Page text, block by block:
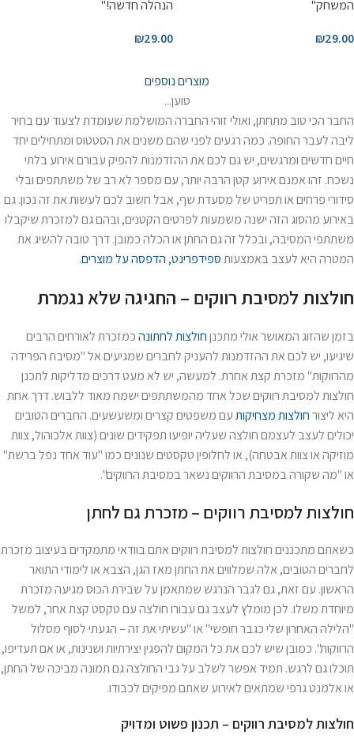
המשחק"
₪29.00
הנהלה חדשה!"
₪29.00
מוצרים נוספים
טוען...
החבר הכי טוב מתחתן, ואולי זוהי החברה המושלמת שעומדת לצעוד עם בחיר
ליבה לעבר החופה. כמה רגעים לפני שהם משנים את הסטטוס ומתחילים יחד
חיים חדשים ומרגשים, יש גם לכם את ההזדמנות להפיק עבורם אירוע בלתי
נשכח. זהו אמנם אירוע קטן הרבה יותר, עם מספר לא רב של משתתפים ובלי
סידורי פרחים או תפריט של מסעדת שף, אבל חשוב לכם לעשות את זה נכון. גם
באירוע מהסוג הזה ישנה משמעות לפרטים הקטנים, ובהם גם למזכרת שיקבלו
משתתפי המסיבה, ובכלל זה גם החתן או הכלה כמובן. דרך טובה להשיג את
המטרה היא לעצב באמצעותספידפרינט, הדפסה על מוצרים.
חולצות למסיבת רווקים – החגיגה שלא נגמרת
בזמן שהזוג המאושר אולי מתכנןחולצות לחתונהכמזכרת לאורחים הרבים
שיגיעו, יש לכם את ההזדמנות להעניק לחברים שמגיעים אל "מסיבת הפרידה
מהרווקות" מזכרת קצת אחרת. למעשה, יש לא מעט דרכים מדליקות לתכנן
חולצות למסיבת רווקים שכל אחד מהמשתתפים ישמח מאוד ללבוש. דרך אחת
היא ליצורחולצות מצחיקותעם משפטים קצרים ומשעשעים. החברים הטובים
יכולים לעצב לעצמם חולצה שעליה יופיעו תפקידים שונים (צוות אלכוהול, צוות
מוזיקה או צוות אבטחה), או לחלופין טקסטים שנונים כמו "עוד אחד נפל ברשת"
או "מה שקורה במסיבת הרווקים נשאר במסיבת הרווקים".
חולצות למסיבת רווקים – מזכרת גם לחתן
כשאתם מתכננים חולצות למסיבת רווקים אתם בוודאי מתמקדים בעיצוב מזכרת
לחברים הטובים, אלה שמלווים את החתן מאז הגן, הצבא או לימודי התואר
הראשון. עם זאת, גם לגבר הנרגש שמתאמן על שבירת הכוס מגיעה מזכרת
מיוחדת משלו. לכן מומלץ לעצב גם עבורו חולצה עם טקסט קצת אחר, למשל
"הלילה האחרון שלי כגבר חופשי" או "עשיתי את זה – הגעתי לסוף מסלול
הרווקות". כמובן שיש לכם את כל המקום להפגין יצירתיות ושנינות, או אם תעדיפו,
תוכלו גם לרגש. תמיד אפשר לשלב על גבי החולצה גם תמונה מביכה של החתן,
או אלמנט גרפי שמתאים לאירוע שאתם מפיקים לכבודו.
חולצות למסיבת רווקים – תכנון פשוט ומדויק